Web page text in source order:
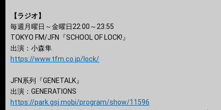
【ラジオ】
毎週月曜日～金曜日22:00～23:55
TOKYO FM/JFN『SCHOOL OF LOCK!』
出演：小森隼
https://www.tfm.co.jp/lock/
JFN系列『GENETALK』
出演：GENERATIONS
https://park.gsj.mobi/program/show/11596